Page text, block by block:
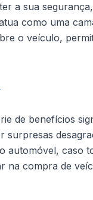
a sua
como uma
o veículo,
de benefícios
caso
na compra de